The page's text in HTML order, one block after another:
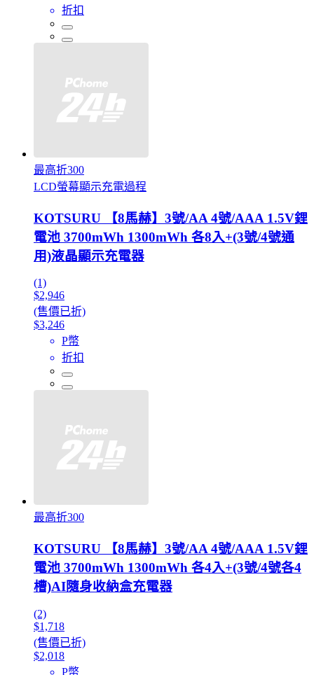
折扣
最高折300
LCD螢幕顯示充電過程
KOTSURU 【8馬赫】3號/AA 4號/AAA 1.5V鋰
電池 3700mWh 1300mWh 各8入+(3號/4號通
用)液晶顯示充電器
(1)
$2,946
(售價已折)
$3,246
P幣
折扣
最高折300
KOTSURU 【8馬赫】3號/AA 4號/AAA 1.5V鋰
電池 3700mWh 1300mWh 各4入+(3號/4號各4
槽)AI隨身收納盒充電器
(2)
$1,718
(售價已折)
$2,018
P幣